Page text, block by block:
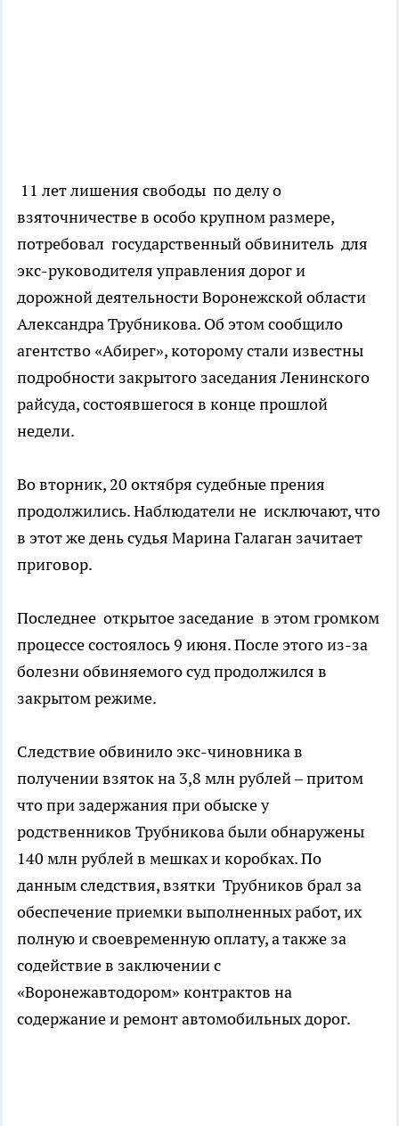
11 лет лишения свободы по делу о
взяточничестве в особо крупном размере,
потребовал государственный обвинитель для
экс-руководителя управления дорог и
дорожной деятельности Воронежской области
Александра Трубникова. Об этом сообщило
агентство «Абирег», которому стали известны
подробности закрытого заседания Ленинского
райсуда, состоявшегося в конце прошлой
недели.
Во вторник, 20 октября судебные прения
продолжились. Наблюдатели не исключают, что
в этот же день судья Марина Галаган зачитает
приговор.
Последнее открытое заседание в этом громком
процессе состоялось 9 июня. После этого из-за
болезни обвиняемого суд продолжился в
закрытом режиме.
Следствие обвинило экс-чиновника в
получении взяток на 3,8 млн рублей – притом
что при задержания при обыске у
родственников Трубникова были обнаружены
140 млн рублей в мешках и коробках. По
данным следствия, взятки Трубников брал за
обеспечение приемки выполненных работ, их
полную и своевременную оплату, а также за
содействие в заключении с
«Воронежавтодором» контрактов на
содержание и ремонт автомобильных дорог.